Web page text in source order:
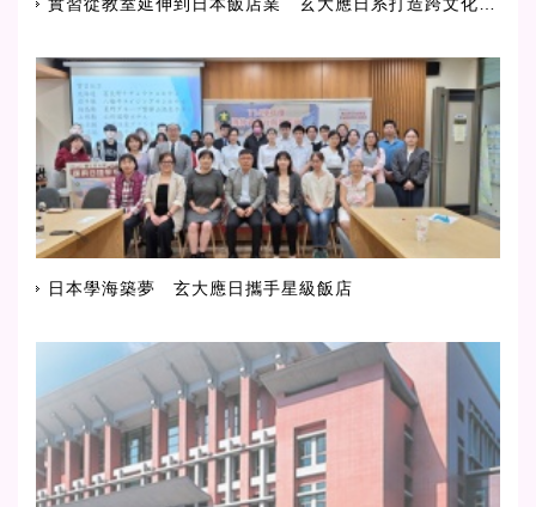
日本學海築夢 玄大應日攜手星級飯店